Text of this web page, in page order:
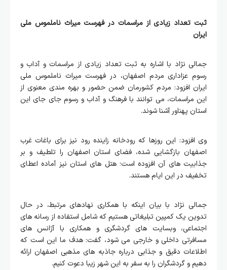
ثبت تعداد زیادی از مراسمات در فهرست میراث ناملموس ملی
ایران
جمالی نژاد با اشاره به ثبت تعداد زیادی از مراسمات و آداب و
رسوم عزاداری مردم اصفهان، در فهرست میراث ناملموس ملی
ایران افزود: مردم کشورمان ضمن حضور و بهره مندی معنوی از
این مراسمات، می‌ توانند با فرهنگ و آداب و رسوم جای جای این
استان پهناور آشنا شوند.
وی افزود: این روزها که رودخانه زاینده رود نیز برای باغات غرب
اصفهان بازگشایی شده، فضای استان اصفهان را تلطیف و بر
جذابیت های آن افزوده است؛ هتل های استان نیز آماده اعطای
تخفیف در این ایام هستند.
جمالی نژاد با بیان اینکه با همکاری نهادهای مرتبط، در حال
تدوین یک کمپین تبلیغاتی هستیم که شامل استفاده از رسانه‌ های
اجتماعی، وبسایت‌ های گردشگری و همکاری با آژانس‌ های
مسافرتی داخلی و خارجی می‌ شود، گفت: هدف ما این است که
اطلاعات دقیق و جذابی درباره جاذبه‌ های مذهبی اصفهان ارائه
دهیم و گردشگران را به سفر به این شهر زیبا دعوت کنیم.